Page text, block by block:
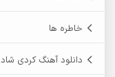
خاطره ها
دانلود آهنگ کردی شاد